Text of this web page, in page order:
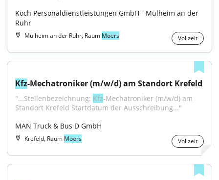
Koch Personaldienstleistungen GmbH - Mülheim an der
Ruhr
Mülheim an der Ruhr, Raum Moers Vollzeit
Kfz-Mechatroniker (m/w/d) am Standort Krefeld
"...Stellenbezeichnung: Kfz-Mechatroniker (m/w/d) am
Standort Krefeld Startdatum der Ausschreibung..."
MAN Truck & Bus D GmbH
Krefeld, Raum Moers Vollzeit